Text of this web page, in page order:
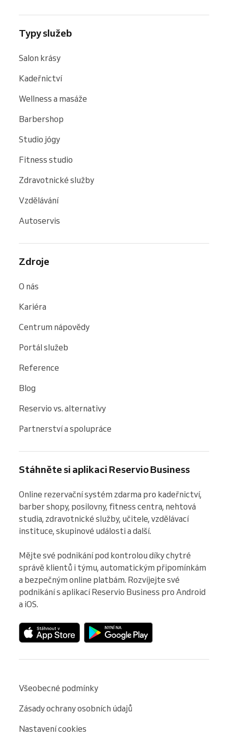
Typy služeb
Salon krásy
Kadeřnictví
Wellness a masáže
Barbershop
Studio jógy
Fitness studio
Zdravotnické služby
Vzdělávání
Autoservis
Zdroje
O nás
Kariéra
Centrum nápovědy
Portál služeb
Reference
Blog
Reservio vs. alternativy
Partnerství a spolupráce
Stáhněte si aplikaci Reservio Business
Online rezervační systém zdarma pro kadeřnictví,
barber shopy, posilovny, fitness centra, nehtová
studia, zdravotnické služby, učitele, vzdělávací
instituce, skupinové události a další.
Mějte své podnikání pod kontrolou díky chytré
správě klientů i týmu, automatickým připomínkám
a bezpečným online platbám. Rozvíjejte své
podnikání s aplikací Reservio Business pro Android
a iOS.
Všeobecné podmínky
Zásady ochrany osobních údajů
Nastavení cookies